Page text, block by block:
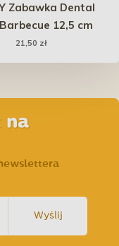
Zabawka Dental
12,5 cm
21,50 zł
na
Wyślij